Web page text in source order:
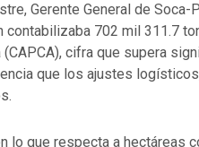
Gerente General de
contabilizaba 702 mil 311.7
cifra que supera
que los ajustes
lo que respecta a hectáreas